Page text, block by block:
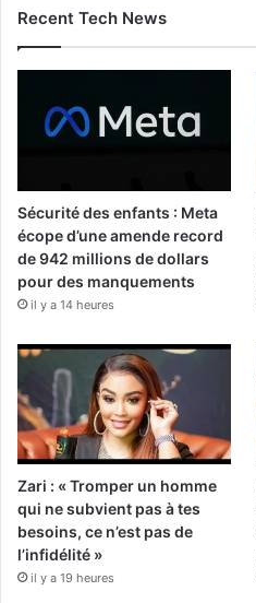
Recent Tech News
Sécurité des enfants : Meta
écope d’une amende record
de 942 millions de dollars
pour des manquements
il y a 14 heures
Zari : « Tromper un homme
qui ne subvient pas à tes
besoins, ce n’est pas de
l’infidélité »
il y a 19 heures